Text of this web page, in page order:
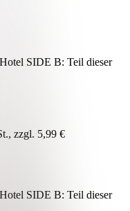
SIDE B: Teil dieser
zzgl. 5,99 €
SIDE B: Teil dieser